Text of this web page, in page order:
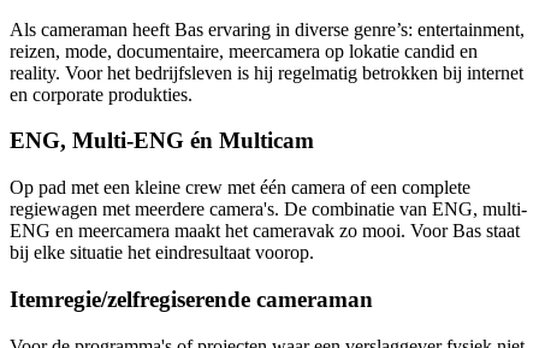
Als cameraman heeft Bas ervaring in diverse genre’s: entertainment,
reizen, mode, documentaire, meercamera op lokatie candid en
reality. Voor het bedrijfsleven is hij regelmatig betrokken bij internet
en corporate produkties.
ENG, Multi-ENG én Multicam
Op pad met een kleine crew met één camera of een complete
regiewagen met meerdere camera's. De combinatie van ENG, multi-
ENG en meercamera maakt het cameravak zo mooi. Voor Bas staat
bij elke situatie het eindresultaat voorop.
Itemregie/zelfregiserende cameraman